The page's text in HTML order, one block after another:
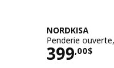
NORDKISA
Penderie
399,00$
Prix